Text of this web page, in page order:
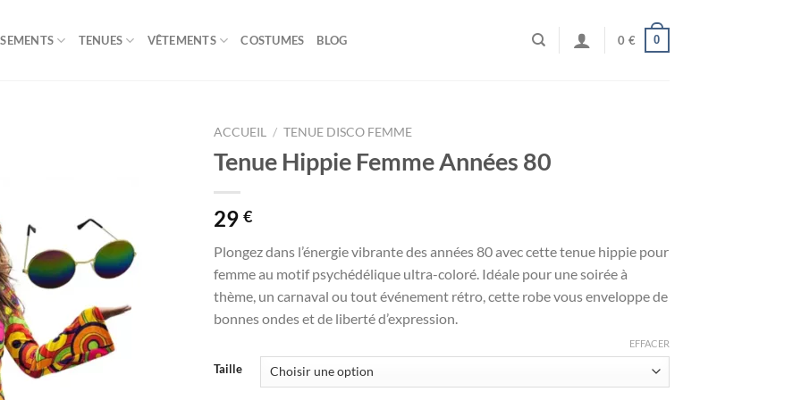
TENUES VÊTEMENTS COSTUMES BLOG 0 € 0
ACCUEIL / TENUE DISCO FEMME
Tenue Hippie Femme Années 80
29 €
Plongez dans l’énergie vibrante des années 80 avec cette tenue hippie pour
femme au motif psychédélique ultra-coloré. Idéale pour une soirée à
thème, un carnaval ou tout événement rétro, cette robe vous enveloppe de
bonnes ondes et de liberté d’expression.
Taille
EFFACER